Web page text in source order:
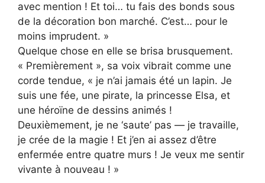
avec mention ! Et toi… tu fais des bonds sous
de la décoration bon marché. C’est… pour le
moins imprudent. »
Quelque chose en elle se brisa brusquement.
« Premièrement », sa voix vibrait comme une
corde tendue, « je n’ai jamais été un lapin. Je
suis une fée, une pirate, la princesse Elsa, et
une héroïne de dessins animés !
Deuxièmement, je ne ‘saute’ pas — je travaille,
je crée de la magie ! Et j’en ai assez d’être
enfermée entre quatre murs ! Je veux me sentir
vivante à nouveau ! »